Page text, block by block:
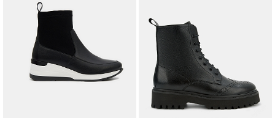
Акции / Новости
Адреса магазинов